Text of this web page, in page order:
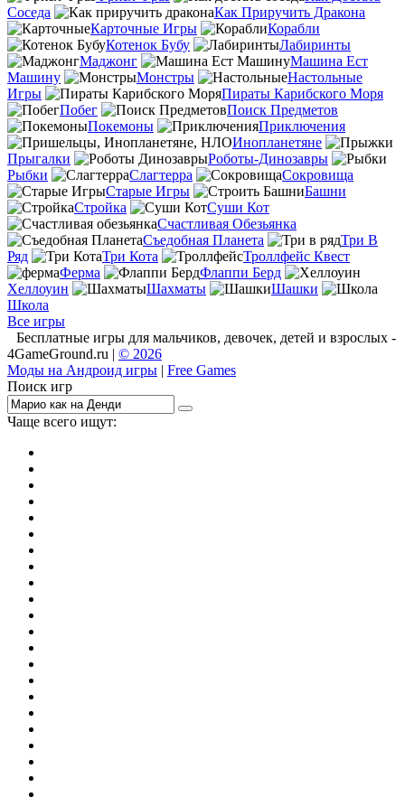
Соседа
Как Приручить Дракона
Карточные Игры
Корабли
Котенок Бубу
Лабиринты
Маджонг
Машина Ест
Машину
Монстры
Настольные
Игры
Пираты Карибского Моря
Побег
Поиск Предметов
Покемоны
Приключения
Инопланетяне
Прыгалки
Роботы-Динозавры
Рыбки
Слагтерра
Сокровища
Старые Игры
Башни
Стройка
Суши Кот
Счастливая Обезьянка
Съедобная Планета
Три В
Ряд
Три Кота
Троллфейс Квест
Ферма
Флаппи Берд
Хеллоуин
Шахматы
Шашки
Школа
Все игры
Бесплатные игры для мальчиков, девочек, детей и взрослых -
4GameGround.ru | © 2026
Моды на Андроид игры | Free Games
Поиск игр
Чаще всего ищут: